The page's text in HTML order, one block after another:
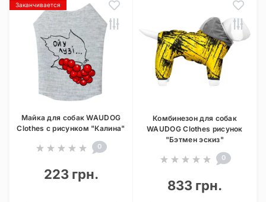
Заканчивается
Майка для собак WAUDOG
Clothes с рисунком "Калина"
0
223 грн.
Комбинезон для собак
WAUDOG Clothes рисунок
"Бэтмен эскиз"
0
833 грн.